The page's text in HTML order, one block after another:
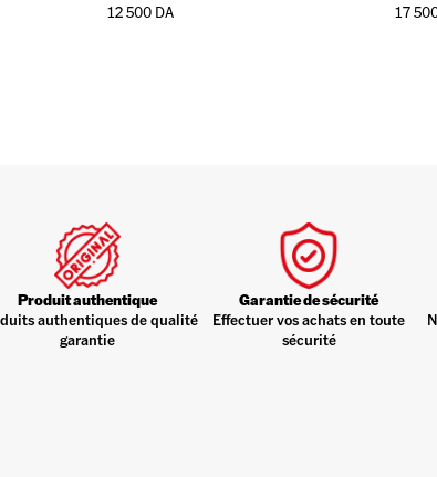
12 500DA
17
Produit authentique
authentiques de qualité
garantie
Garantie de sécurité
Effectuer vos achats en toute
sécurité